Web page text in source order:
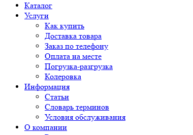
Каталог
Услуги
Как купить
Доставка товара
Заказ по телефону
Оплата на месте
Погрузка-разгрузка
Колеровка
Информация
Статьи
Словарь терминов
Условия обслуживания
О компании